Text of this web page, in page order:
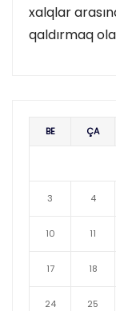
xalqlar
qaldırmaq
BE ÇA
3 4
10 11
17 18
24 25